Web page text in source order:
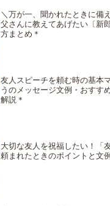
＼万が一、聞かれたときに備
父さんに教えてあげたい〔新
方まとめ＊
友人スピーチを頼む時の基本
うのメッセージ文例・おすす
解説＊
大切な友人を祝福したい！「
頼まれたときのポイントと文